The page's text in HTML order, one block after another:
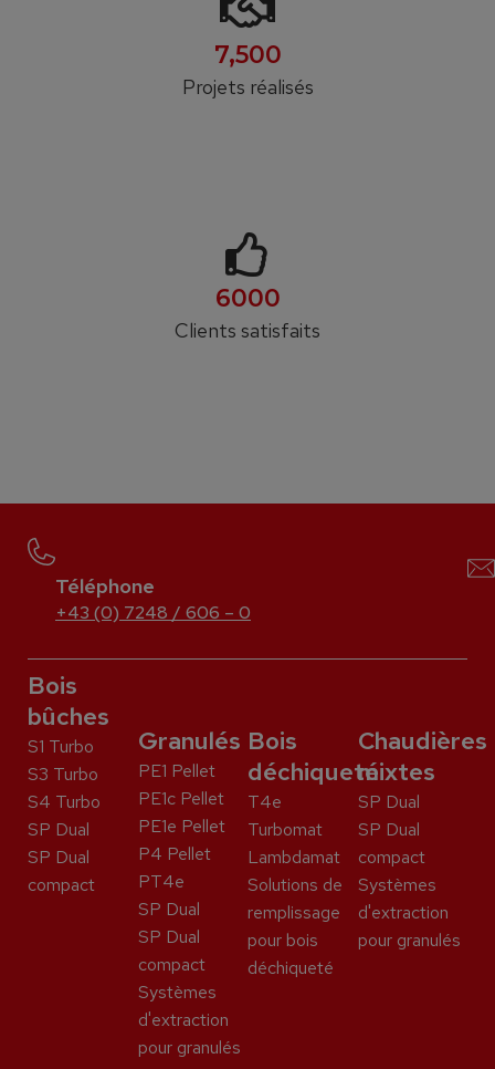
7,500
Projets réalisés
6000
Clients satisfaits
Téléphone
+43 (0) 7248 / 606 – 0
Bois
bûches
S1 Turbo
S3 Turbo
S4 Turbo
SP Dual
SP Dual
compact
Granulés
PE1 Pellet
PE1c Pellet
PE1e Pellet
P4 Pellet
PT4e
SP Dual
SP Dual
compact
Systèmes
d'extraction
pour granulés
Bois
déchiqueté
T4e
Turbomat
Lambdamat
Solutions de
remplissage
pour bois
déchiqueté
Chaudières
mixtes
SP Dual
SP Dual
compact
Systèmes
d'extraction
pour granulés